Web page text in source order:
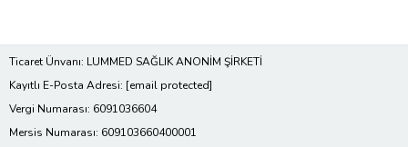
Ticaret Ünvanı: LUMMED SAĞLIK ANONİM ŞİRKETİ
Kayıtlı E-Posta Adresi: [email protected]
Vergi Numarası: 6091036604
Mersis Numarası: 609103660400001